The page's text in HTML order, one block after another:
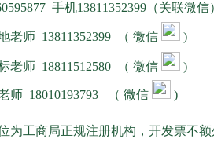
手机13811352399（关联微
老师13811352399 （ 微信 )
老师 18811512580（ 微信 )
师 18010193793（ 微信 )
为工商局正规注册机构，开发票不